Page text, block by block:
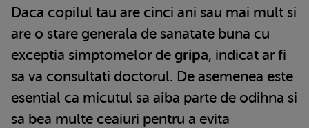
Daca copilul tau are cinci ani sau mai mult si
are o stare generala de sanatate buna cu
exceptia simptomelor de gripa, indicat ar fi
sa va consultati doctorul. De asemenea este
esential ca micutul sa aiba parte de odihna si
sa bea multe ceaiuri pentru a evita